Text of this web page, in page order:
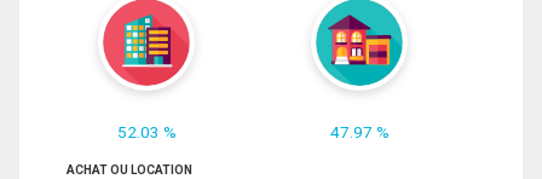
52.03 % 47.97 %
ACHAT OU LOCATION